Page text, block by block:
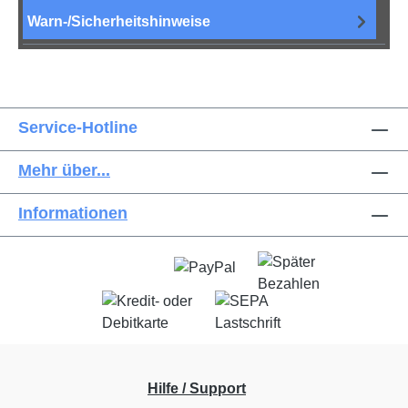
Warn-/Sicherheitshinweise
Service-Hotline
Mehr über...
Informationen
Hilfe / Support